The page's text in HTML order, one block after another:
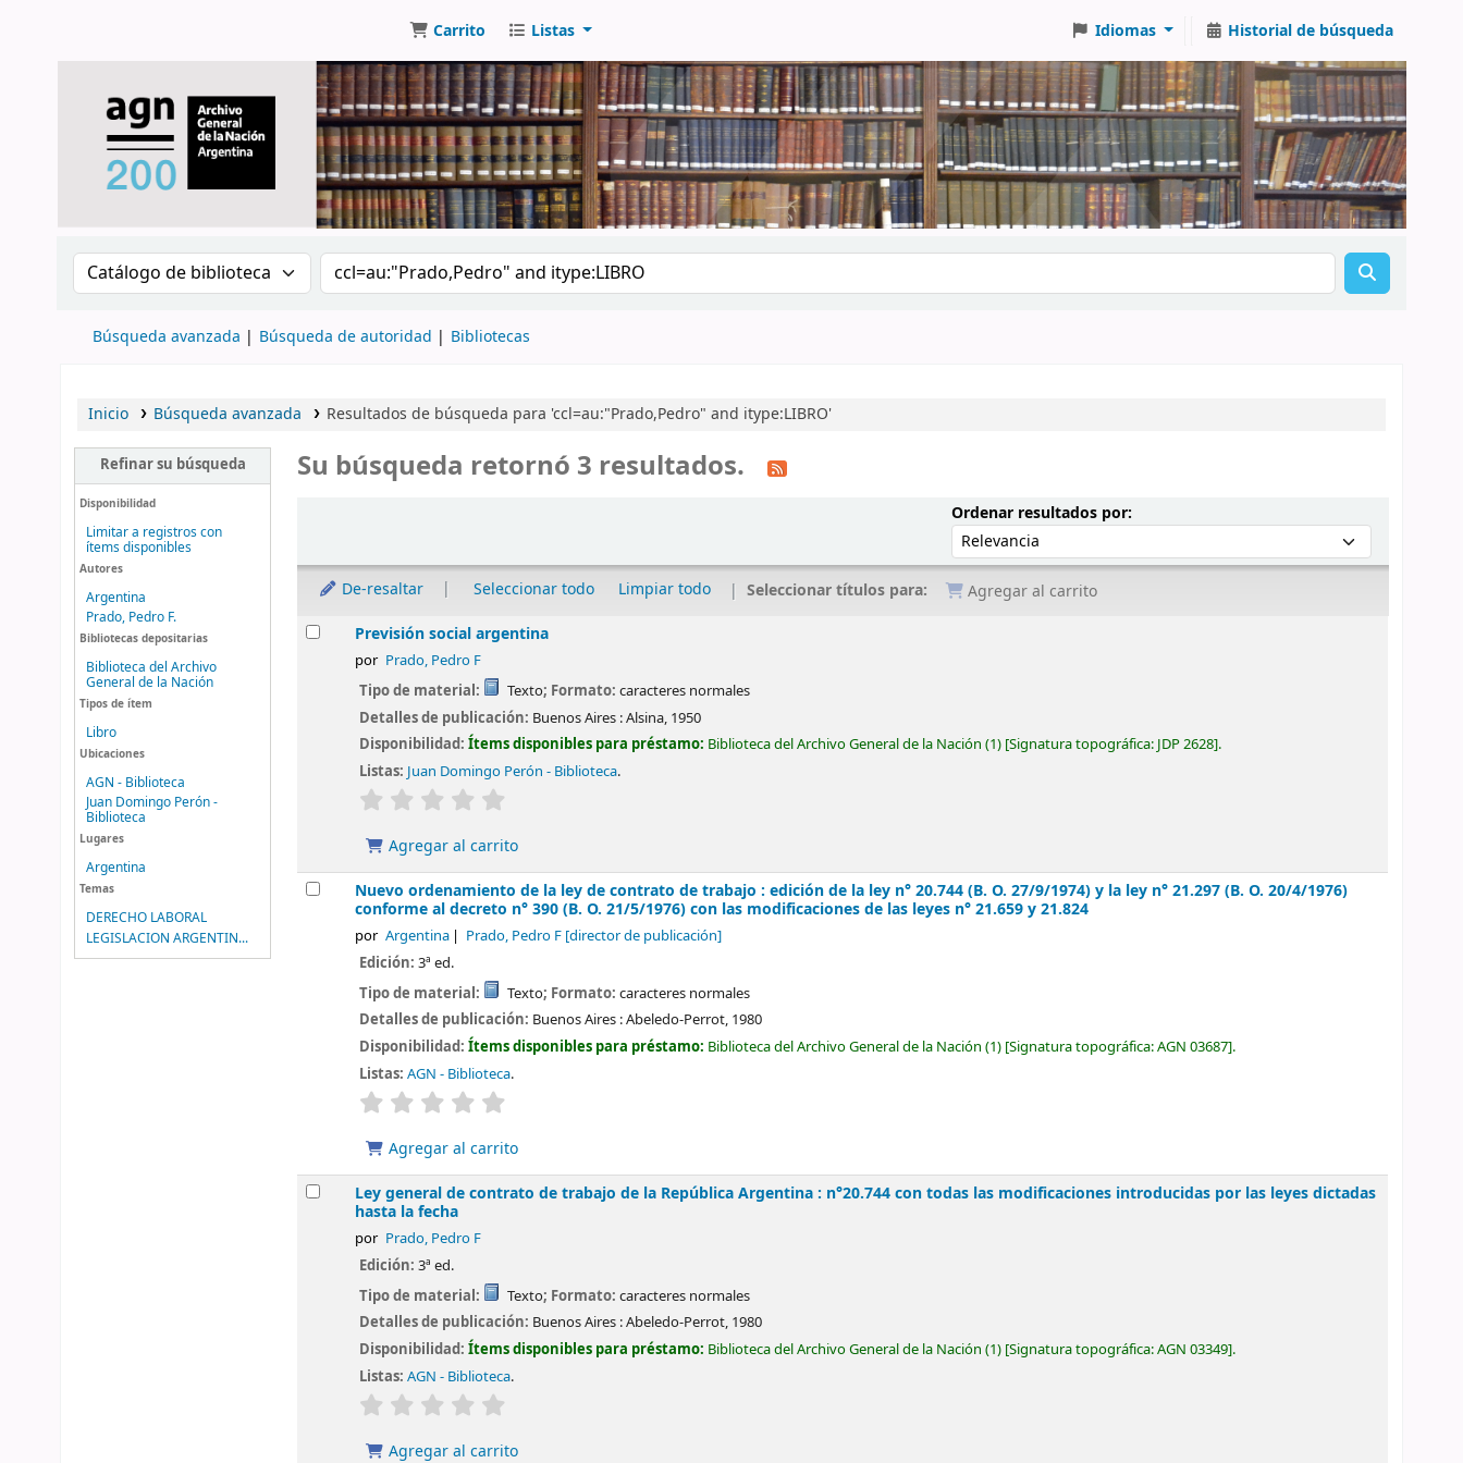
Carrito Listas Idiomas Historial de búsqueda
Buscar en el catálogo por: Buscar en el catálogo
Búsqueda avanzada Búsqueda de autoridad Bibliotecas
Inicio Búsqueda avanzada Resultados de búsqueda para 'ccl=au:"Prado,Pedro" and itype:LIBRO'
Refinar su búsqueda
Disponibilidad
Limitar a registros con
ítems disponibles
Autores
Argentina
Prado, Pedro F.
Bibliotecas depositarias
Biblioteca del Archivo
General de la Nación
Tipos de ítem
Libro
Ubicaciones
AGN - Biblioteca
Juan Domingo Perón -
Biblioteca
Lugares
Argentina
Temas
DERECHO LABORAL
LEGISLACION ARGENTIN...
Su búsqueda retornó 3 resultados.
Ordenar resultados por:Ordenar por:
De-resaltar Seleccionar todo Limpiar todo Seleccionar títulos para:
Agregar al carrito
ResultadosPrevisión social argentina
por Prado, Pedro F
Tipo de material: Texto; Formato: caracteres normales
Detalles de publicación: Buenos Aires :Alsina, 1950
Disponibilidad:Ítems disponibles para préstamo: Biblioteca del Archivo General de la Nación (1) Signatura topográfica: JDP 2628 .
Listas: Juan Domingo Perón - Biblioteca.
valoración
Agregar al carrito
Nuevo ordenamiento de la ley de contrato de trabajo : edición de la ley n° 20.744 (B. O. 27/9/1974) y la ley n° 21.297 (B. O. 20/4/1976)
conforme al decreto n° 390 (B. O. 21/5/1976) con las modificaciones de las leyes n° 21.659 y 21.824
por Argentina Prado, Pedro F[director de publicación]
Edición:3ª ed.
Tipo de material:
Texto; Formato: caracteres normales
Detalles de publicación: Buenos Aires :Abeledo-Perrot, 1980
Disponibilidad:Ítems disponibles para préstamo: Biblioteca del Archivo General de la Nación (1) Signatura topográfica:AGN 03687 .
Listas: AGN - Biblioteca.
valoración
Agregar al carrito
Ley general de contrato de trabajo de la República Argentina : n°20.744 con todas las modificaciones introducidas por las leyes dictadas
hasta la fecha
por Prado, Pedro F
Edición:3ª ed.
Tipo de material:
Texto; Formato: caracteres normales
Detalles de publicación: Buenos Aires :Abeledo-Perrot, 1980
Disponibilidad:Ítems disponibles para préstamo: Biblioteca del Archivo General de la Nación (1) Signatura topográfica:AGN 03349 .
Listas: AGN - Biblioteca.
valoración
Agregar al carrito